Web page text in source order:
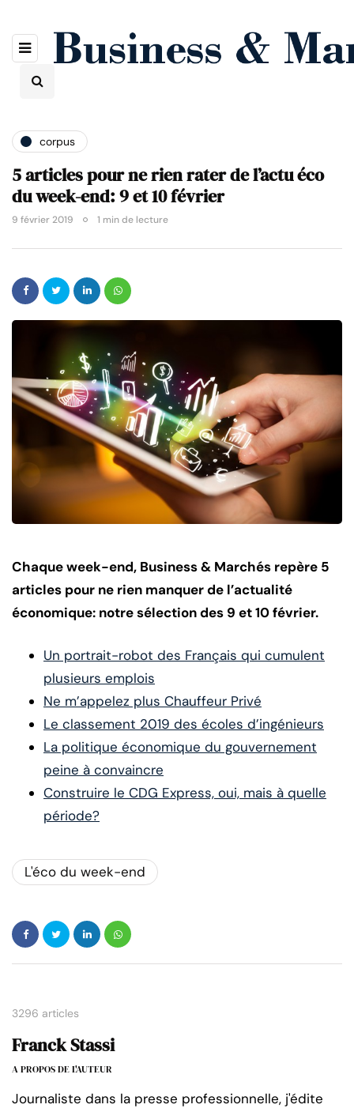
corpus
5 articles pour ne rien rater de l’actu éco
du week-end: 9 et 10 février
9 février 2019 1 min de lecture
Chaque week-end, Business & Marchés repère 5
articles pour ne rien manquer de l’actualité
économique: notre sélection des 9 et 10 février.
Un portrait-robot des Français qui cumulent
plusieurs emplois
Ne m’appelez plus Chauffeur Privé
Le classement 2019 des écoles d’ingénieurs
La politique économique du gouvernement
peine à convaincre
Construire le CDG Express, oui, mais à quelle
période?
L'éco du week-end
3296 articles
Franck Stassi
A PROPOS DE L'AUTEUR
Journaliste dans la presse professionnelle, j'édite